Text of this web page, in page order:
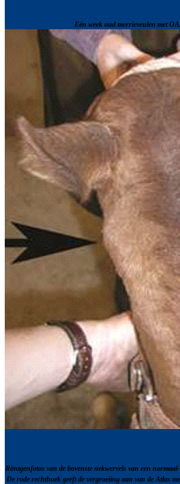
Eén week oud merrieveulen met
Röntgenfotos van de bovenste nekwervels van een
De rode rechthoek geeft de vergroeiing aan van de Atlas